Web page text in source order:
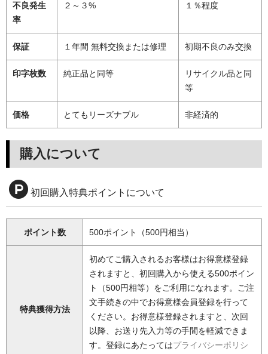
不良発生
率
２～３% １％程度
保証 １年間 無料交換または修理 初期不良のみ交換
印字枚数 純正品と同等
リサイクル品と同
等
価格 とてもリーズナブル 非経済的
購入について
初回購入特典ポイントについて
ポイント数 500ポイント（500円相当）
特典獲得方法
初めてご購入されるお客様はお得意様登録
されますと、初回購入から使える500ポイン
ト（500円相等）をご利用になれます。ご注
文手続きの中でお得意様会員登録を行って
ください。お得意様登録されますと、次回
以降、お送り先入力等の手間を軽減できま
す。登録にあたってはプライバシーポリシ